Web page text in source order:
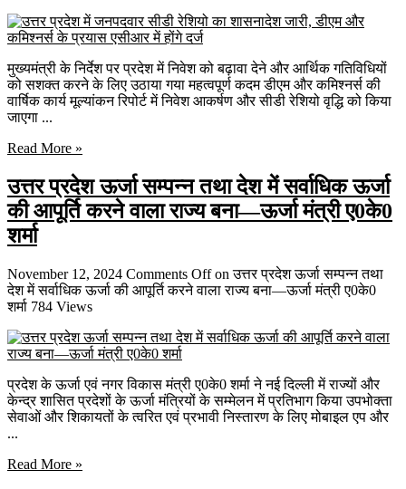
मुख्यमंत्री के निर्देश पर प्रदेश में निवेश को बढ़ावा देने और आर्थिक गतिविधियों
को सशक्त करने के लिए उठाया गया महत्वपूर्ण कदम डीएम और कमिश्नर्स की
वार्षिक कार्य मूल्यांकन रिपोर्ट में निवेश आकर्षण और सीडी रेशियो वृद्धि को किया
जाएगा ...
Read More »
उत्तर प्रदेश ऊर्जा सम्पन्न तथा देश में सर्वाधिक ऊर्जा
की आपूर्ति करने वाला राज्य बना—ऊर्जा मंत्री ए0के0
शर्मा
November 12, 2024 Comments Offon उत्तर प्रदेश ऊर्जा सम्पन्न तथा
देश में सर्वाधिक ऊर्जा की आपूर्ति करने वाला राज्य बना—ऊर्जा मंत्री ए0के0
शर्मा 784 Views
प्रदेश के ऊर्जा एवं नगर विकास मंत्री ए0के0 शर्मा ने नई दिल्ली में राज्यों और
केन्द्र शासित प्रदेशों के ऊर्जा मंत्रियों के सम्मेलन में प्रतिभाग किया उपभोक्ता
सेवाओं और शिकायतों के त्वरित एवं प्रभावी निस्तारण के लिए मोबाइल एप और
...
Read More »